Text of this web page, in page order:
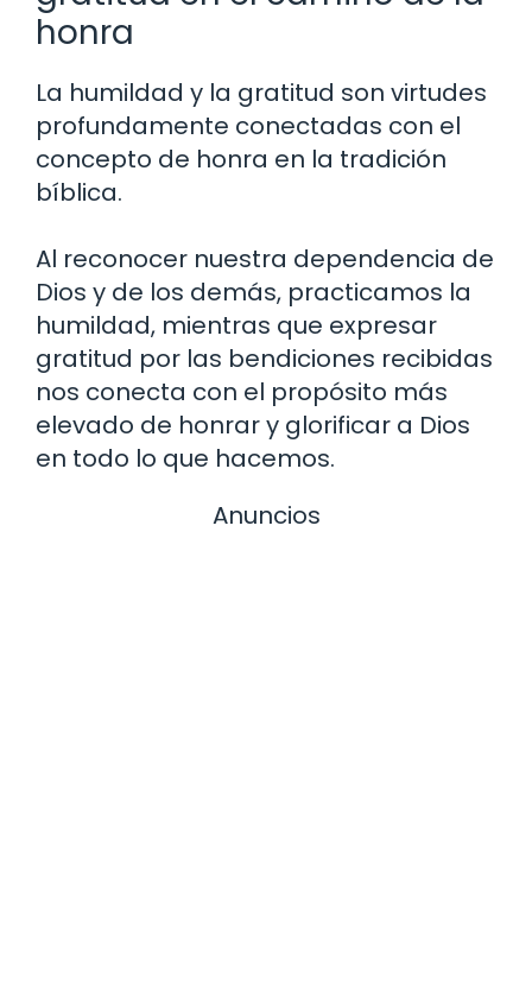
honra
La humildad y la gratitud son virtudes
profundamente conectadas con el
concepto de honra en la tradición
bíblica.
Al reconocer nuestra dependencia de
Dios y de los demás, practicamos la
humildad, mientras que expresar
gratitud por las bendiciones recibidas
nos conecta con el propósito más
elevado de honrar y glorificar a Dios
en todo lo que hacemos.
Anuncios